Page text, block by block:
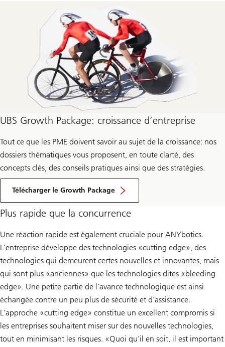
UBS Growth Package: croissance d’entreprise
Tout ce que les PME doivent savoir au sujet de la croissance: nos
dossiers thématiques vous proposent, en toute clarté, des
concepts clés, des conseils pratiques ainsi que des stratégies.
Télécharger le Growth Package
Plus rapide que la concurrence
Une réaction rapide est également cruciale pour ANYbotics.
L’entreprise développe des technologies «cutting edge», des
technologies qui demeurent certes nouvelles et innovantes, mais
qui sont plus «anciennes» que les technologies dites «bleeding
edge». Une petite partie de l’avance technologique est ainsi
échangée contre un peu plus de sécurité et d’assistance.
L’approche «cutting edge» constitue un excellent compromis si
les entreprises souhaitent miser sur des nouvelles technologies,
tout en minimisant les risques. «Quoi qu’il en soit, il est important